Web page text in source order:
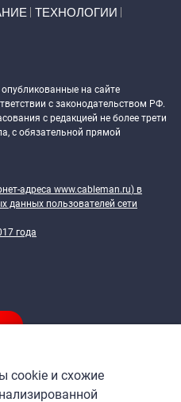
ТЕХНОЛОГИИ
на сайте
с законодательством РФ.
с редакцией не более трети
с обязательной прямой
адреса www.cableman.ru) в
данных пользователей сети
года
cookie и схожие